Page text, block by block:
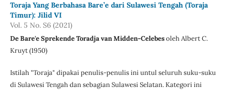
Toraja Yang Berbahasa Bare’e dari Sulawesi Tengah (Toraja
Timur): Jilid VI
Vol. 5 No. S6 (2021)
De Bare'e Sprekende Toradja van Midden-Celebesoleh Albert C.
Kruyt (1950)
Istilah "Toraja" dipakai penulis-penulis ini untul seluruh suku-suku
di Sulawesi Tengah dan sebagian Sulawesi Selatan. Kategori ini